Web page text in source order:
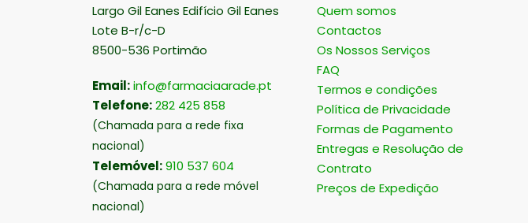
Largo Gil Eanes Edifício Gil Eanes
Lote B-r/c-D
8500-536 Portimão
Email:info@farmaciaarade.pt
Telefone:282 425 858
(Chamada para a rede fixa
nacional)
Telemóvel:910 537 604
(Chamada para a rede móvel
nacional)
Quem somos
Contactos
Os Nossos Serviços
FAQ
Termos e condições
Política de Privacidade
Formas de Pagamento
Entregas e Resolução de
Contrato
Preços de Expedição